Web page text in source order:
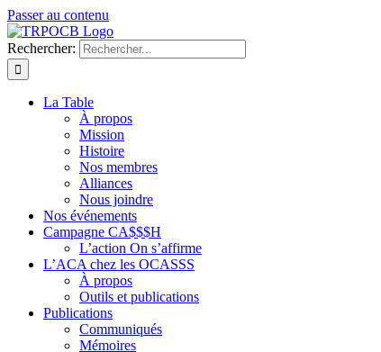
Passer au contenu
Rechercher:
La Table
À propos
Mission
Histoire
Nos membres
Alliances
Nous joindre
Nos événements
Campagne CA$$$H
L’action On s’affirme
L’ACA chez les OCASSS
À propos
Outils et publications
Publications
Communiqués
Mémoires